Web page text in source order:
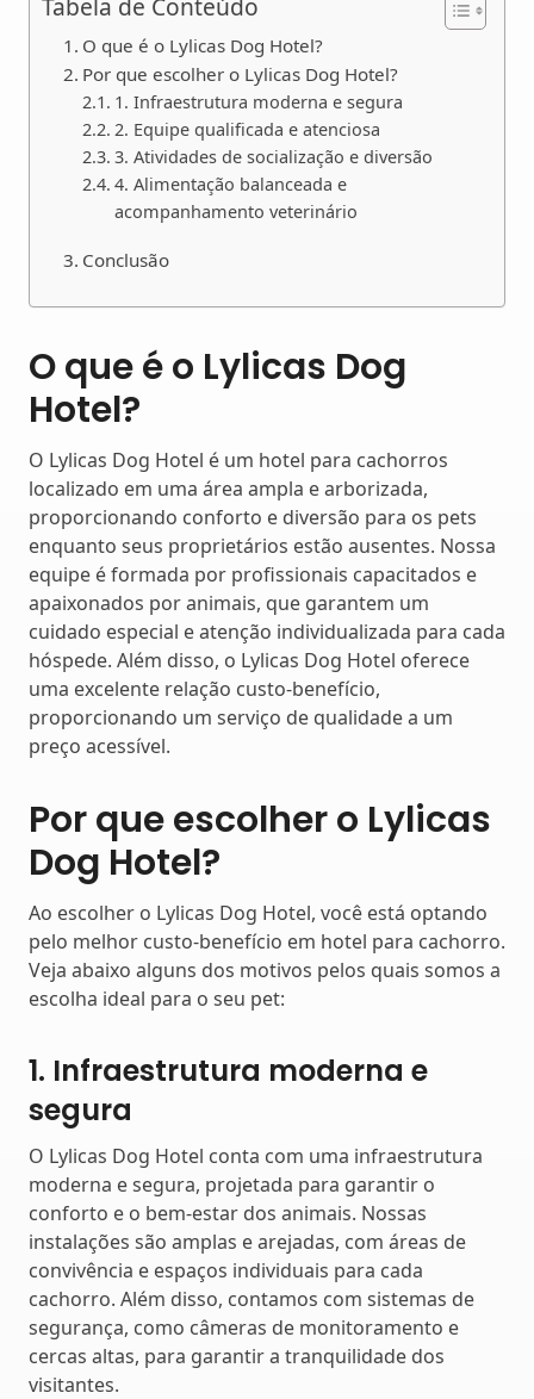
Tabela de Conteúdo
O que é o Lylicas Dog Hotel?
Por que escolher o Lylicas Dog Hotel?
1. Infraestrutura moderna e segura
2. Equipe qualificada e atenciosa
3. Atividades de socialização e diversão
4. Alimentação balanceada e
acompanhamento veterinário
Conclusão
O que é o Lylicas Dog
Hotel?
O Lylicas Dog Hotel é um hotel para cachorros
localizado em uma área ampla e arborizada,
proporcionando conforto e diversão para os pets
enquanto seus proprietários estão ausentes. Nossa
equipe é formada por profissionais capacitados e
apaixonados por animais, que garantem um
cuidado especial e atenção individualizada para cada
hóspede. Além disso, o Lylicas Dog Hotel oferece
uma excelente relação custo-benefício,
proporcionando um serviço de qualidade a um
preço acessível.
Por que escolher o Lylicas
Dog Hotel?
Ao escolher o Lylicas Dog Hotel, você está optando
pelo melhor custo-benefício em hotel para cachorro.
Veja abaixo alguns dos motivos pelos quais somos a
escolha ideal para o seu pet:
1. Infraestrutura moderna e
segura
O Lylicas Dog Hotel conta com uma infraestrutura
moderna e segura, projetada para garantir o
conforto e o bem-estar dos animais. Nossas
instalações são amplas e arejadas, com áreas de
convivência e espaços individuais para cada
cachorro. Além disso, contamos com sistemas de
segurança, como câmeras de monitoramento e
cercas altas, para garantir a tranquilidade dos
visitantes.